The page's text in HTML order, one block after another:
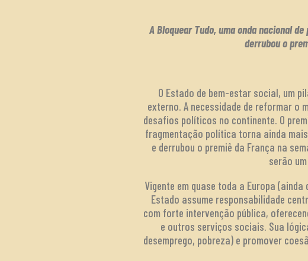
A Bloquear Tudo, uma onda nacional
derrubou o
O Estado de bem-estar social, um
externo. A necessidade de reformar o
desafios políticos no continente. O
fragmentação política torna ainda
e derrubou o premiê da França na
serão
Vigente em quase toda a Europa
Estado assume responsabilidade
com forte intervenção pública,
e outros serviços sociais. Sua
desemprego, pobreza) e promover